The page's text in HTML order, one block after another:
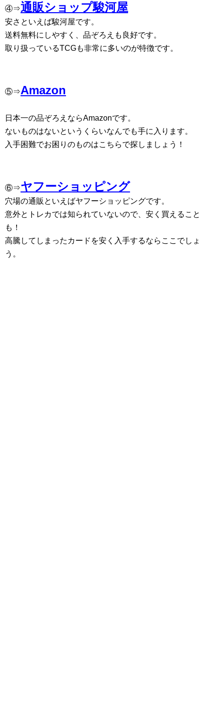
④⇒通販ショップ駿河屋
安さといえば駿河屋です。
送料無料にしやすく、品ぞろえも良好です。
取り扱っているTCGも非常に多いのが特徴です。
⑤⇒Amazon
日本一の品ぞろえならAmazonです。
ないものはないというくらいなんでも手に入ります。
入手困難でお困りのものはこちらで探しましょう！
⑥⇒ヤフーショッピング
穴場の通販といえばヤフーショッピングです。
意外とトレカでは知られていないので、安く買えること
も！
高騰してしまったカードを安く入手するならここでしょ
う。